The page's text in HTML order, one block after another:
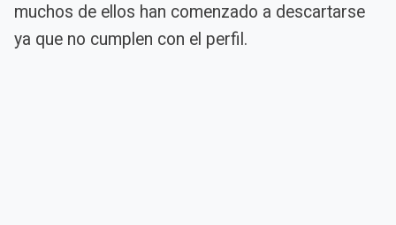
muchos de ellos han comenzado a descartarse
ya que no cumplen con el perfil.